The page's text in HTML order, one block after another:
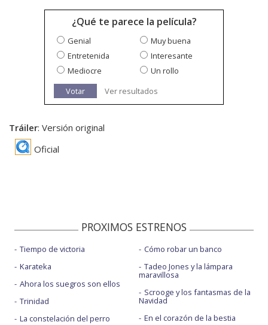
¿Qué te parece la película?
Genial
Muy buena
Entretenida
Interesante
Mediocre
Un rollo
Votar
Ver resultados
Tráiler: Versión original
Oficial
PROXIMOS ESTRENOS
Tiempo de victoria
Karateka
Ahora los suegros son ellos
Trinidad
La constelación del perro
Cómo robar un banco
Tadeo Jones y la lámpara
maravillosa
Scrooge y los fantasmas de la
Navidad
En el corazón de la bestia